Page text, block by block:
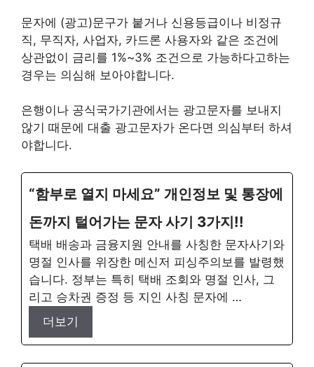
문자에 (광고)문구가 붙거나 신용등급이나 비정규
직, 무직자, 사업자, 카드론 사용자와 같은 조건에
상관없이 금리를 1%~3% 조건으로 가능하다고하는
경우는 의심해 보아야합니다.
은행이나 공식국가기관에서는 광고문자를 보내지
않기 때문에 대출 광고문자가 온다면 의심부터 하셔
야합니다.
“함부로 열지 마세요” 개인정보 및 통장에
돈까지 털어가는 문자 사기 3가지!!
택배 배송과 금융지원 안내를 사칭한 문자사기와
명절 인사를 위장한 메신저 피싱주의보를 발령했
습니다. 정부는 특히 택배 조회와 명절 인사, 그
리고 승차권 증정 등 지인 사칭 문자에 …
더보기